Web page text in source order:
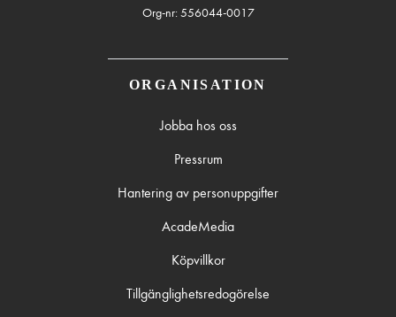
Org-nr: 556044-0017
ORGANISATION
Jobba hos oss
Pressrum
Hantering av personuppgifter
AcadeMedia
Köpvillkor
Tillgänglighetsredogörelse